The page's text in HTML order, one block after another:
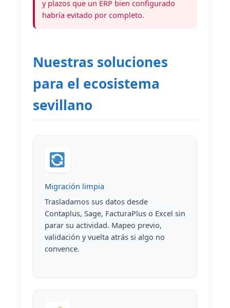
y plazos que un ERP bien configurado
habría evitado por completo.
Nuestras soluciones
para el ecosistema
sevillano
Migración limpia
Trasladamos sus datos desde
Contaplus, Sage, FacturaPlus o Excel sin
parar su actividad. Mapeo previo,
validación y vuelta atrás si algo no
convence.